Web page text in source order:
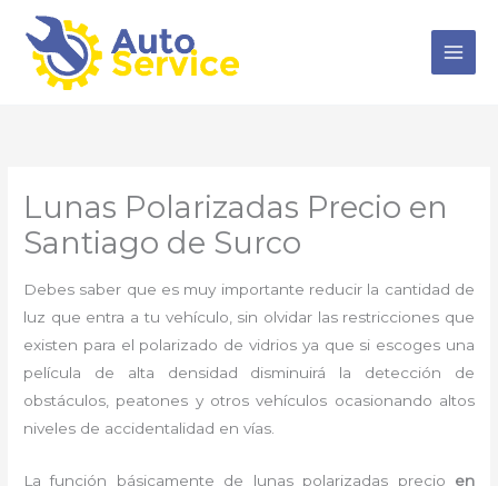
contenido
Lunas Polarizadas Precio en
Santiago de Surco
Debes saber que es muy importante reducir la cantidad de
luz que entra a tu vehículo, sin olvidar las restricciones que
existen para el polarizado de vidrios ya que si escoges una
película de alta densidad disminuirá la detección de
obstáculos, peatones y otros vehículos ocasionando altos
niveles de accidentalidad en vías.
La función básicamente de lunas polarizadas precio en